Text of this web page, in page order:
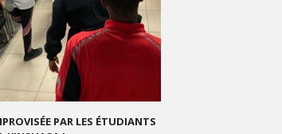
LE STRESS EN SUCCÈS